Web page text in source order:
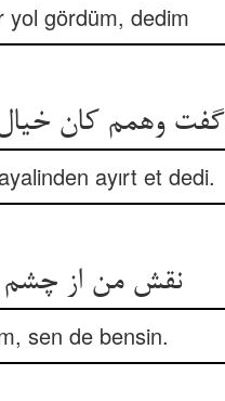
yol gördüm, dedim
گفت وهمم کان
ayırt et dedi.
نقش من از چشم
sen de bensin.